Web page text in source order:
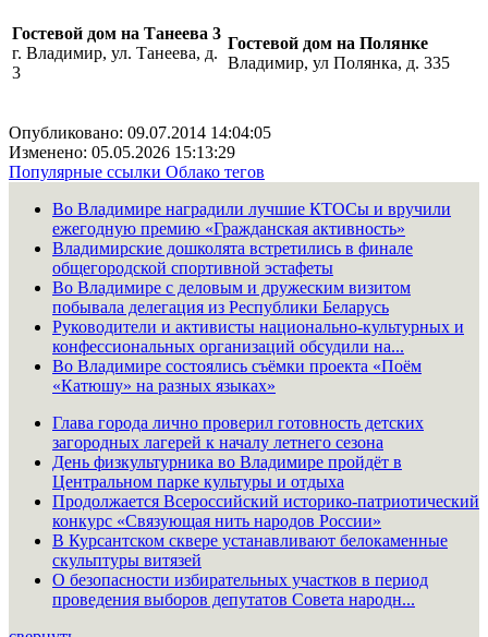
Гостевой дом на Танеева 3
г. Владимир, ул. Танеева, д.
3
Гостевой дом на Полянке
Владимир, ул Полянка, д. 335
Опубликовано: 09.07.2014 14:04:05
Изменено: 05.05.2026 15:13:29
Популярные ссылки Облако тегов
Во Владимире наградили лучшие КТОСы и вручили
ежегодную премию «Гражданская активность»
Владимирские дошколята встретились в финале
общегородской спортивной эстафеты
Во Владимире с деловым и дружеским визитом
побывала делегация из Республики Беларусь
Руководители и активисты национально-культурных и
конфессиональных организаций обсудили на...
Во Владимире состоялись съёмки проекта «Поём
«Катюшу» на разных языках»
Глава города лично проверил готовность детских
загородных лагерей к началу летнего сезона
День физкультурника во Владимире пройдёт в
Центральном парке культуры и отдыха
Продолжается Всероссийский историко-патриотический
конкурс «Связующая нить народов России»
В Курсантском сквере устанавливают белокаменные
скульптуры витязей
О безопасности избирательных участков в период
проведения выборов депутатов Совета народн...